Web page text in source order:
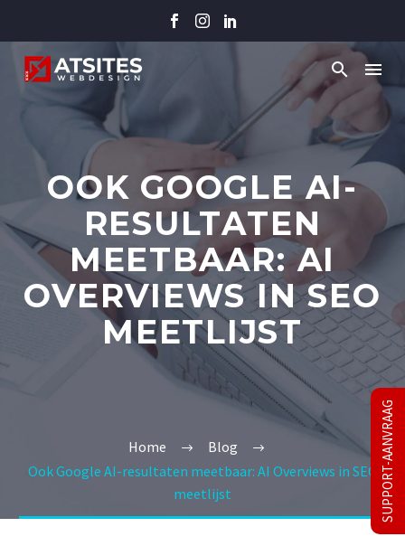
OOK GOOGLE AI-
RESULTATEN
MEETBAAR: AI
OVERVIEWS IN SEO
MEETLIJST
Home
Blog
Ook Google AI-resultaten meetbaar: AI Overviews in SEO
meetlijst
SUPPORT-AANVRAAG